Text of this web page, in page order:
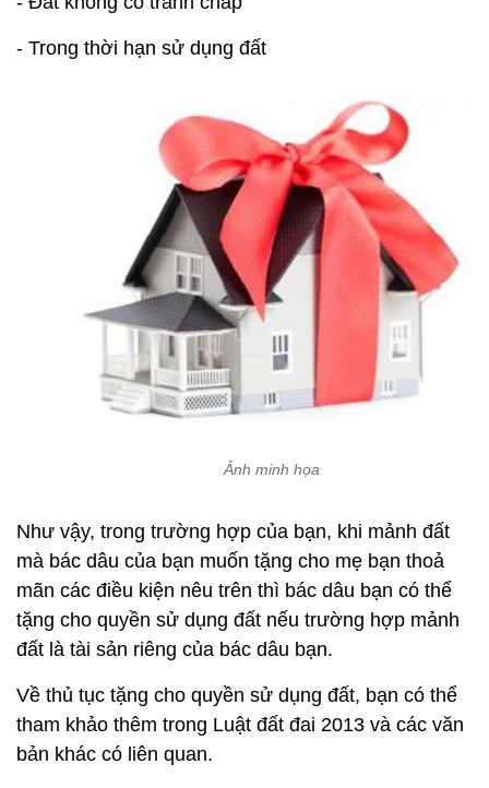
- Trong thời hạn sử dụng đất
Ảnh minh họa
Như vậy, trong trường hợp của bạn, khi mảnh đất
mà bác dâu của bạn muốn tặng cho mẹ bạn thoả
mãn các điều kiện nêu trên thì bác dâu bạn có thể
tặng cho quyền sử dụng đất nếu trường hợp mảnh
đất là tài sản riêng của bác dâu bạn.
Về thủ tục tặng cho quyền sử dụng đất, bạn có thể
tham khảo thêm trong Luật đất đai 2013 và các văn
bản khác có liên quan.